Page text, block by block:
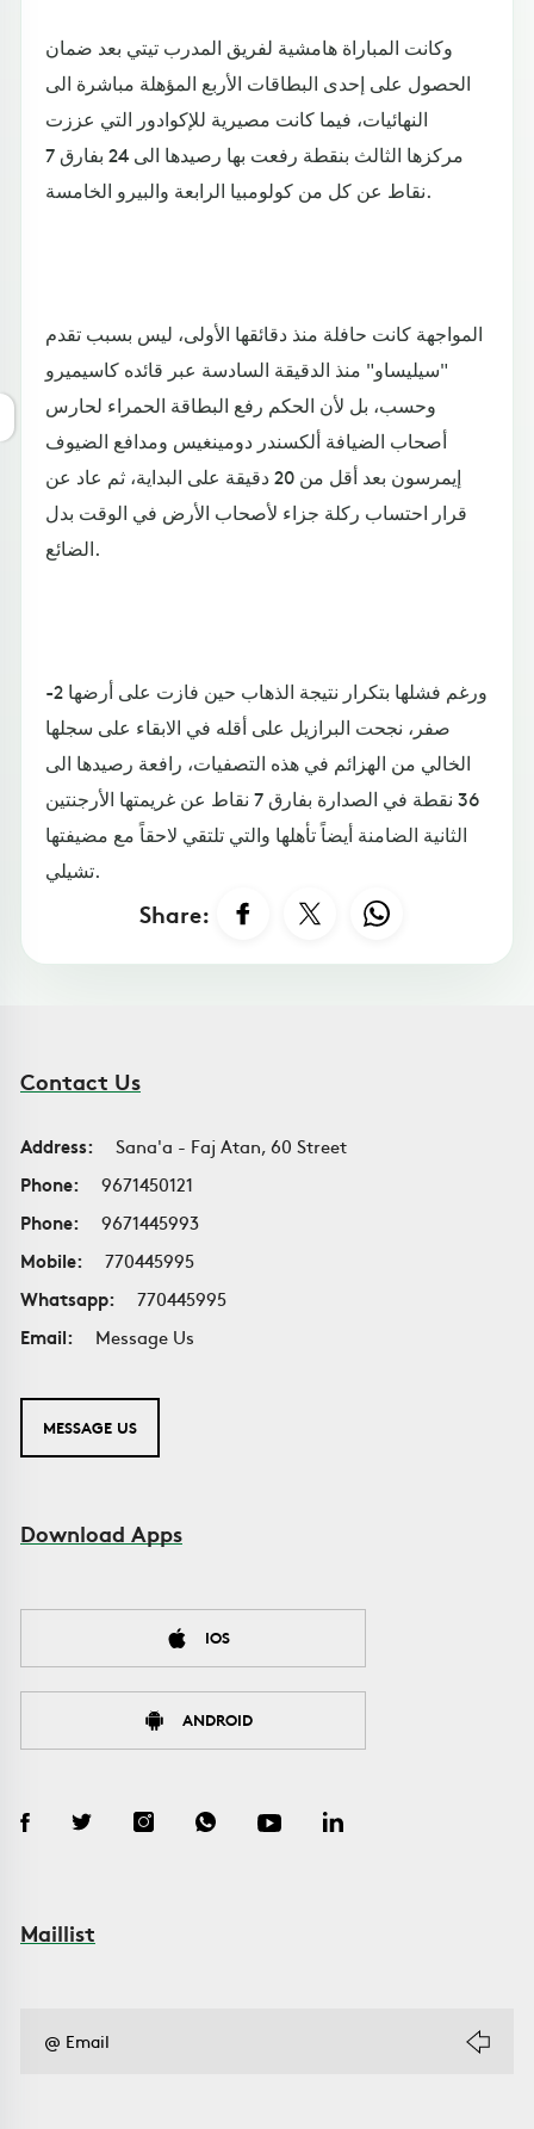
وكانت المباراة هامشية لفريق المدرب تيتي بعد ضمان
الحصول على إحدى البطاقات الأربع المؤهلة مباشرة الى
النهائيات، فيما كانت مصيرية للإكوادور التي عززت
مركزها الثالث بنقطة رفعت بها رصيدها الى 24 بفارق 7
نقاط عن كل من كولومبيا الرابعة والبيرو الخامسة.
المواجهة كانت حافلة منذ دقائقها الأولى، ليس بسبب تقدم
"سيليساو" منذ الدقيقة السادسة عبر قائده كاسيميرو
وحسب، بل لأن الحكم رفع البطاقة الحمراء لحارس
أصحاب الضيافة ألكسندر دومينغيس ومدافع الضيوف
إيمرسون بعد أقل من 20 دقيقة على البداية، ثم عاد عن
قرار احتساب ركلة جزاء لأصحاب الأرض في الوقت بدل
الضائع.
ورغم فشلها بتكرار نتيجة الذهاب حين فازت على أرضها 2-
صفر، نجحت البرازيل على أقله في الابقاء على سجلها
الخالي من الهزائم في هذه التصفيات، رافعة رصيدها الى
36 نقطة في الصدارة بفارق 7 نقاط عن غريمتها الأرجنتين
الثانية الضامنة أيضاً تأهلها والتي تلتقي لاحقاً مع مضيفتها
تشيلي.
Share:
Contact Us
Address:
Sana'a - Faj Atan, 60 Street
Phone:
9671450121
Phone:
9671445993
Mobile:
770445995
Whatsapp:
770445995
Email:
Message Us
MESSAGE US
Download Apps
IOS
ANDROID
Maillist